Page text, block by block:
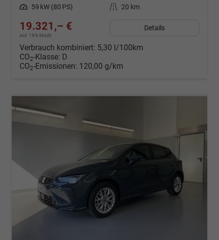
Leistung 59 kW (80 PS) Kilometerstand 20 km
19.321,– €
incl. 19% MwSt.
Details
Verbrauch kombiniert: 5,30 l/100km
CO2-Klasse: D
CO2-Emissionen: 120,00 g/km